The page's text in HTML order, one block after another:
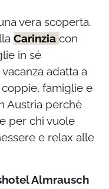
vera scoperta.
Carinzia con
in sé
adatta a
famiglie e
Austria perchè
per chi vuole
e relax alle
Almrausch